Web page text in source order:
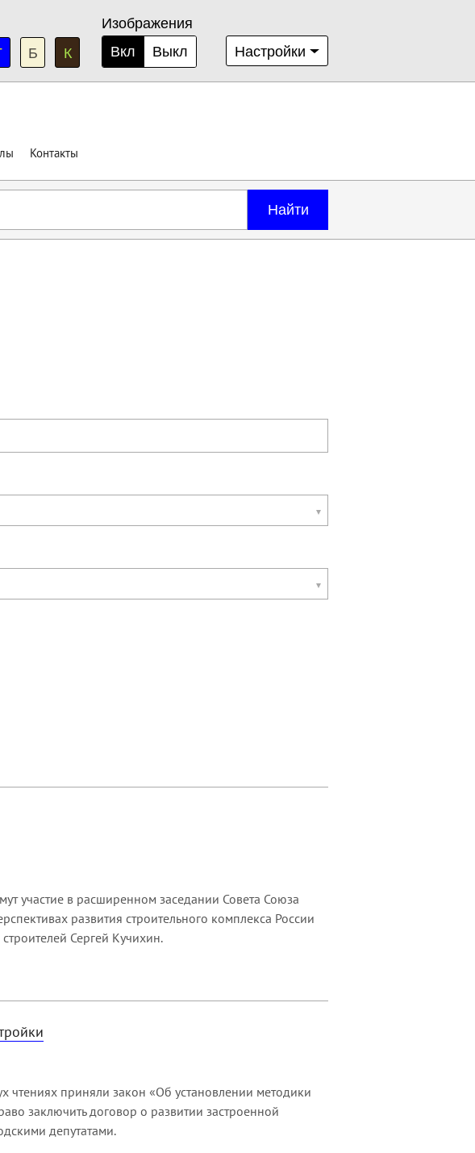
Б К
Изображения
Вкл
Выкл Настройки
Контакты
Найти
участие в расширенном заседании Совета Союза
развития строительного комплекса России
Сергей Кучихин.
приняли закон «Об установлении методики
заключить договор о развитии застроенной
депутатами.